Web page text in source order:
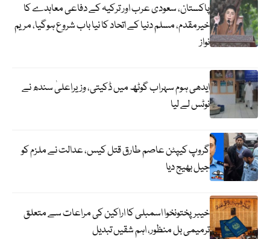
پاکستان، سعودی عرب اور ترکیہ کے دفاعی معاہدے کا
خیرمقدم، مسلم دنیا کے اتحاد کا نیا باب شروع ہوگیا، مریم
نواز
ایدھی ہوم سہراب گوٹھ میں ڈکیتی، وزیراعلیٰ سندھ نے
نوٹس لے لیا
گروپ کیپٹن عاصم طارق قتل کیس، عدالت نے ملزم کو
جیل بھیج دیا
خیبرپختونخوا اسمبلی کا اراکین کی مراعات سے متعلق
ترمیمی بل منظور، اہم شقیں تبدیل